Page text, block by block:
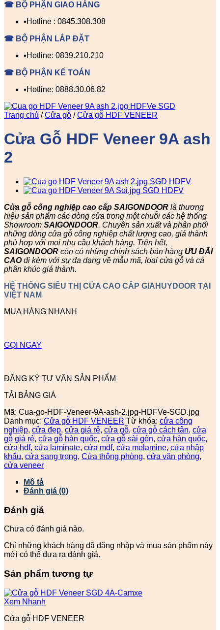
☎ BỘ PHẬN GIAO HÀNG
▪️Hotline : 0845.308.308
☎ BỘ PHẬN LẮP ĐẶT
▪️Hotline: 0839.210.210
☎ BỘ PHẬN KẾ TOÁN
▪️Hotline: 0888.30.06.82
Trang chủ / Cửa gỗ / Cửa gỗ HDF VENEER
Cửa Gỗ HDF Veneer 9A ash
2
Cửa gỗ công nghiệp cao cấp SAIGONDOOR là thương
hiệu sản phẩm các dòng cửa trong một chuỗi các hệ thống
Showroom SAIGONDOOR. Chuyên sản xuất và phân phối
những dòng cửa gỗ công nghiệp chất lượng cao, giá thành
phù hợp với mọi nhu cầu khách hàng. Trên hết,
SAIGONDOOR còn có những chính sách bán hàng ƯU ĐÃI
CAOđi kèm với sự đa dạng về mẫu mã, loại cửa gỗ và cả
phân khúc giá thành.
HỆ THỐNG SIÊU THỊ CỬA CAO CẤP GIAHUYDOOR TẠI
VIỆT NAM
MUA HÀNG NHANH
GỌI NGAY
ĐĂNG KÝ TƯ VẤN SẢN PHẨM
TẢI BẢNG GIÁ
Mã: Cua-go-HDF-Veneer-9A-ash-2.jpg-HDFVe-SGD.jpg
Danh mục: Cửa gỗ HDF VENEER Từ khóa: cửa công
nghiệp, cửa đẹp, cửa giá rẻ, cửa gỗ, cửa gỗ cách tân, cửa
gỗ giá rẻ, cửa gỗ hàn quốc, cửa gỗ sài gòn, cửa hàn quốc,
cửa hdf, cửa laminate, cửa mdf, cửa melamine, cửa nhập
khẩu, cửa sang trọng, Cửa thông phòng, cửa văn phòng,
cửa veneer
Mô tả
Đánh giá (0)
Đánh giá
Chưa có đánh giá nào.
Chỉ những khách hàng đã đăng nhập và mua sản phẩm này
mới có thể đưa ra đánh giá.
Sản phẩm tương tự
Xem Nhanh
Cửa gỗ HDF VENEER